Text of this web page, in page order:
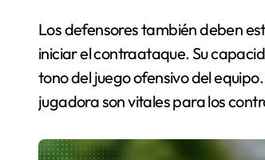
Los defensores también deben
iniciar el contraataque. Su
tono del juego ofensivo del
jugadora son vitales para los